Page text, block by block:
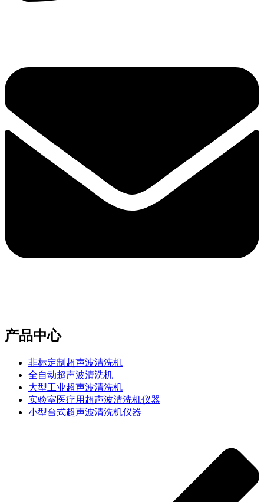
产品中心
非标定制超声波清洗机
全自动超声波清洗机
大型工业超声波清洗机
实验室医疗用超声波清洗机仪器
小型台式超声波清洗机仪器